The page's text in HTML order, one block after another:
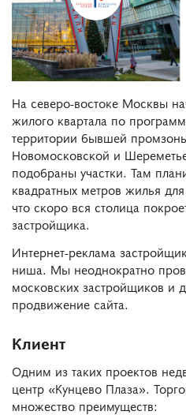
На северо-востоке Москвы
жилого квартала по
территории бывшей
Новомосковской и
подобраны участки. Там
квадратных метров жилья
что скоро вся столица
застройщика.
Интернет-реклама
ниша. Мы неоднократно
московских застройщиков и
продвижение сайта.
Клиент
Одним из таких проектов
центр «Кунцево Плаза».
множество преимуществ: